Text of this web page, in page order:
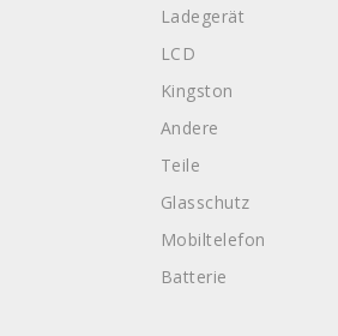
Ladegerät
LCD
Kingston
Andere
Teile
Glasschutz
Mobiltelefon
Batterie